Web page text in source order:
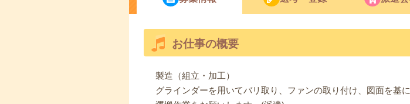
お仕事の概要
製造（組立・加工）
グラインダーを用いてバリ取り、ファンの取り付け、図面を基